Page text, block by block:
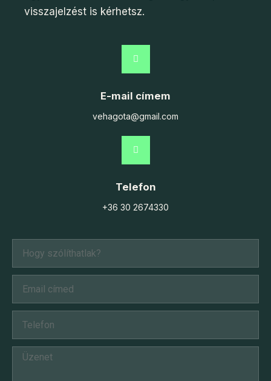
visszajelzést is kérhetsz.
E-mail címem
vehagota@gmail.com
Telefon
+36 30 2674330